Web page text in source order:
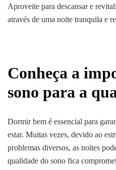
Aproveite para descansar e
através de uma noite tranquila e
Conheça a
sono para a
Dormir bem é essencial para
estar. Muitas vezes, devido ao
problemas diversos, as noites
qualidade do sono fica